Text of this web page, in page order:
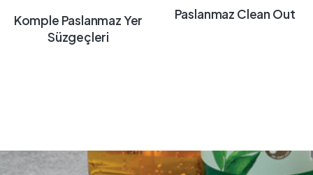
Komple Paslanmaz Yer
Süzgeçleri
Paslanmaz Clean Out